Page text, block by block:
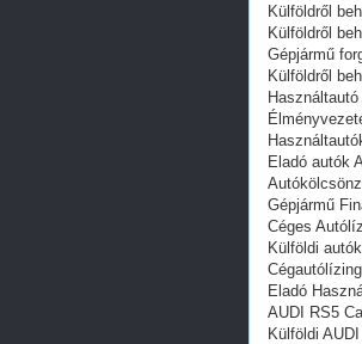
Külföldről
Külföldről
Gépjármű
Külföldről
Eladó autók
Gépjármű
Céges
Külföldi
Eladó
AUDI RS5
Külföldi